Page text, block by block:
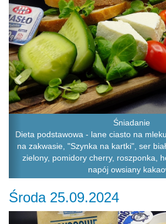
Śniadanie
Dieta podstawowa - lane ciasto na
na zakwasie, "Szynka na kartki", ser
zielony, pomidory cherry, roszponka,
napój owsiany
Środa 25.09.2024
Previous